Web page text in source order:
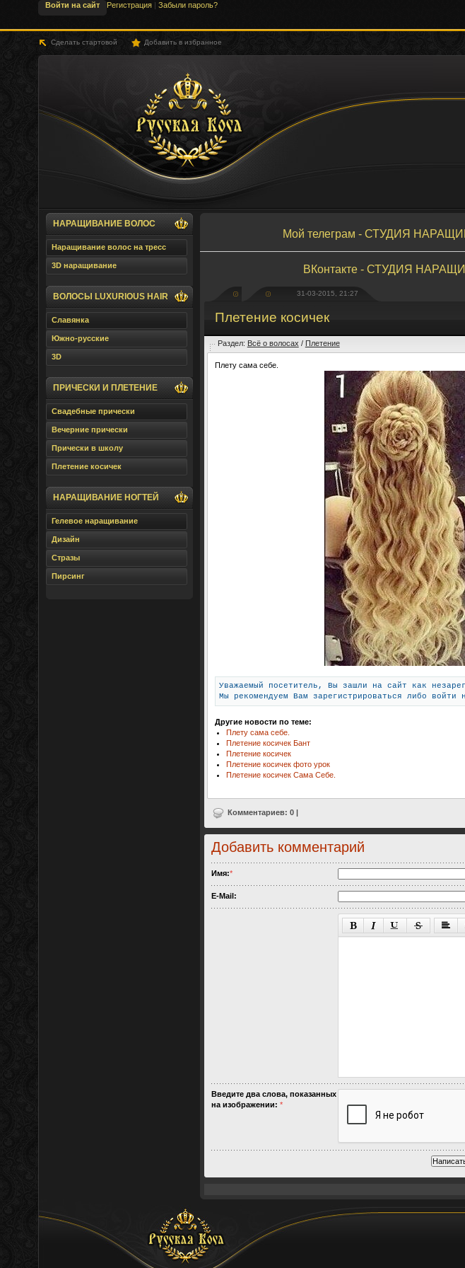
Войти на сайт Регистрация| Забыли пароль?
Сделать стартовой Добавить в избранное
SLHair.Ru - Русская Коса
НАРАЩИВАНИЕ ВОЛОС
Наращивание волос на тресс
3D наращивание
ВОЛОСЫ LUXURIOUS HAIR
Славянка
Южно-русские
3D
ПРИЧЕСКИ И ПЛЕТЕНИЕ
Свадебные прически
Вечерние прически
Прически в школу
Плетение косичек
НАРАЩИВАНИЕ НОГТЕЙ
Гелевое наращивание
Дизайн
Стразы
Пирсинг
Мой телеграм - СТУДИЯ
ВКонтакте - СТУДИЯ
31-03-2015, 21:27
Плетение косичек
Раздел: Всё о волосах / Плетение
Плету сама себе.
Уважаемый посетитель, Вы зашли на сайт как
Мы рекомендуем Вам зарегистрироваться либо войти
Другие новости по теме:
Плету сама себе.
Плетение косичек Бант
Плетение косичек
Плетение косичек фото урок
Плетение косичек Сама Себе.
Комментариев: 0 |
Добавить комментарий
Имя:*
E-Mail:
Введите два слова, показанных
на изображении: *